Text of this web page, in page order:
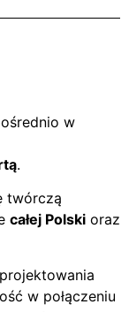
w
.
twórczą
całej Polski oraz
w połączeniu